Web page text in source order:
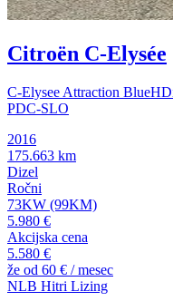
Citroën C-Elysée
C-Elysee Attraction
PDC-SLO
2016
175.663 km
Dizel
Ročni
73KW (99KM)
5.980 €
Akcijska cena
5.580 €
že od 60 € / mesec
NLB Hitri Lizing